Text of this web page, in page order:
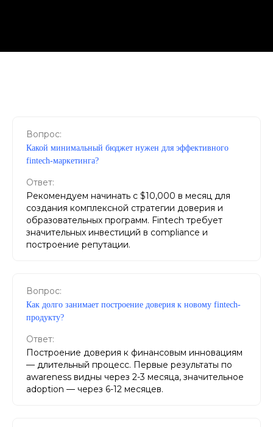
Вопрос:
Какой минимальный бюджет нужен для эффективного
fintech-маркетинга?
Ответ:
Рекомендуем начинать с $10,000 в месяц для
создания комплексной стратегии доверия и
образовательных программ. Fintech требует
значительных инвестиций в compliance и
построение репутации.
Вопрос:
Как долго занимает построение доверия к новому fintech-
продукту?
Ответ:
Построение доверия к финансовым инновациям
— длительный процесс. Первые результаты по
awareness видны через 2-3 месяца, значительное
adoption — через 6-12 месяцев.